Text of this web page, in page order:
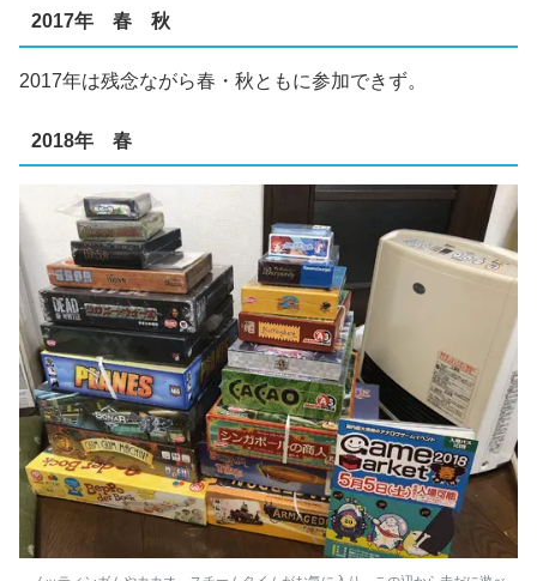
2017年 春 秋
2017年は残念ながら春・秋ともに参加できず。
2018年 春